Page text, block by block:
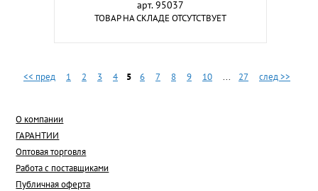
арт. 95037
ТОВАР НА СКЛАДЕ ОТСУТСТВУЕТ
<< пред 1 2 3 4 5 6 7 8 9 10 ... 27 след >>
О компании
ГАРАНТИИ
Оптовая торговля
Работа с поставщиками
Публичная оферта